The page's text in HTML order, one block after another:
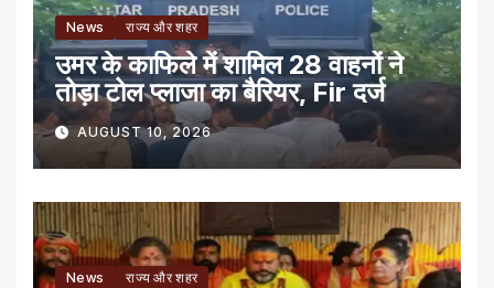
News राज्य और शहर
उमर के काफिले में शामिल 28 वाहनों ने
तोड़ा टोल प्लाजा का बैरियर, Fir दर्ज
AUGUST 10, 2026
News राज्य और शहर